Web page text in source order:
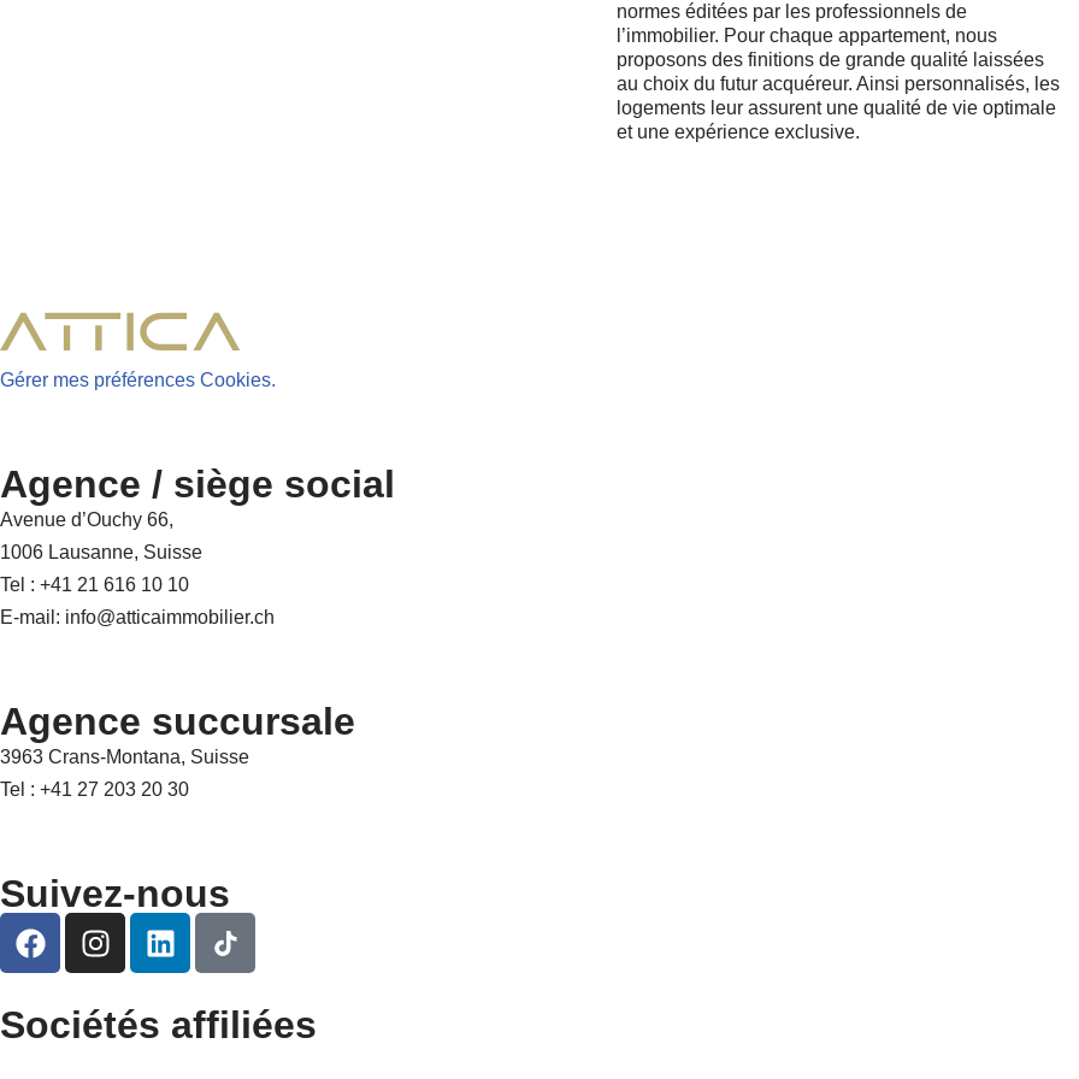
normes éditées par les professionnels de
l’immobilier. Pour chaque appartement, nous
proposons des finitions de grande qualité laissées
au choix du futur acquéreur. Ainsi personnalisés, les
logements leur assurent une qualité de vie optimale
et une expérience exclusive.
Gérer mes préférences Cookies.
Agence / siège social
Avenue d’Ouchy 66,
1006 Lausanne, Suisse
Tel : +41 21 616 10 10
E-mail: info@atticaimmobilier.ch
Agence succursale
3963 Crans-Montana, Suisse
Tel : +41 27 203 20 30
Suivez-nous
Sociétés affiliées